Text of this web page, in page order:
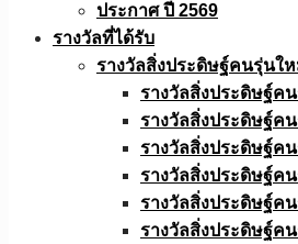
ประกาศ ปี 2569
รางวัลที่ได้รับ
รางวัลสิ่งประดิษฐ์คนรุ่นใ
รางวัลสิ่งประดิษฐ์ค
รางวัลสิ่งประดิษฐ์ค
รางวัลสิ่งประดิษฐ์ค
รางวัลสิ่งประดิษฐ์ค
รางวัลสิ่งประดิษฐ์ค
รางวัลสิ่งประดิษฐ์ค